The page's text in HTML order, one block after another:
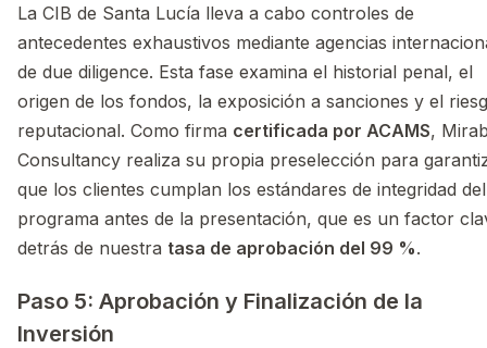
La CIB de Santa Lucía lleva a cabo controles de
antecedentes exhaustivos mediante agencias
de due diligence. Esta fase examina el historial penal, el
origen de los fondos, la exposición a sanciones y el
reputacional. Como firma certificada por ACAMS,
Consultancy realiza su propia preselección para
que los clientes cumplan los estándares de integridad del
programa antes de la presentación, que es un factor
detrás de nuestra tasa de aprobación del 99 %.
Paso 5: Aprobación y Finalización de la
Inversión